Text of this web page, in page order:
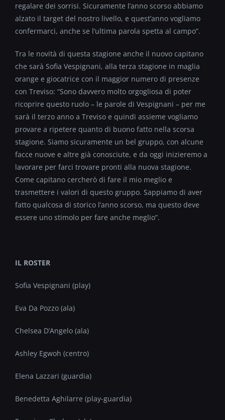
regalare dei sorrisi. Sicuramente l’anno scorso abbiamo
alzato il target del nostro livello, e quest’anno vogliamo
confermarci, anche se l’ultima parola spetta al campo”.
Tra le novità di questa stagione anche il nuovo capitano
che sarà Sofia Vespignani, alla terza stagione in maglia
orange e giocatrice con il maggior numero di presenze
con Treviso: “Sono davvero molto orgogliosa di poter
ricoprire questo ruolo – le parole di Vespignani – per me
sarà il terzo anno a Treviso e quindi assieme vogliamo
provare a ripetere quanto di buono fatto nella scorsa
stagione. Siamo sicuramente un bel gruppo, con alcune
facce nuove e altre già conosciute, e da oggi inizieremo a
lavorare per farci trovare pronti alla nuova stagione.
Come capitano cercherò di fare il mio meglio e
trasmettere i valori di questo gruppo. Sappiamo di aver
fatto qualcosa di storico l’anno scorso, ma questo deve
essere uno stimolo per fare anche meglio”.
IL ROSTER
Sofia Vespignani (play)
Eva Da Pozzo (ala)
Chelsea D’Angelo (ala)
Ashley Egwoh (centro)
Elena Lazzari (guardia)
Benedetta Aghilarre (play-guardia)